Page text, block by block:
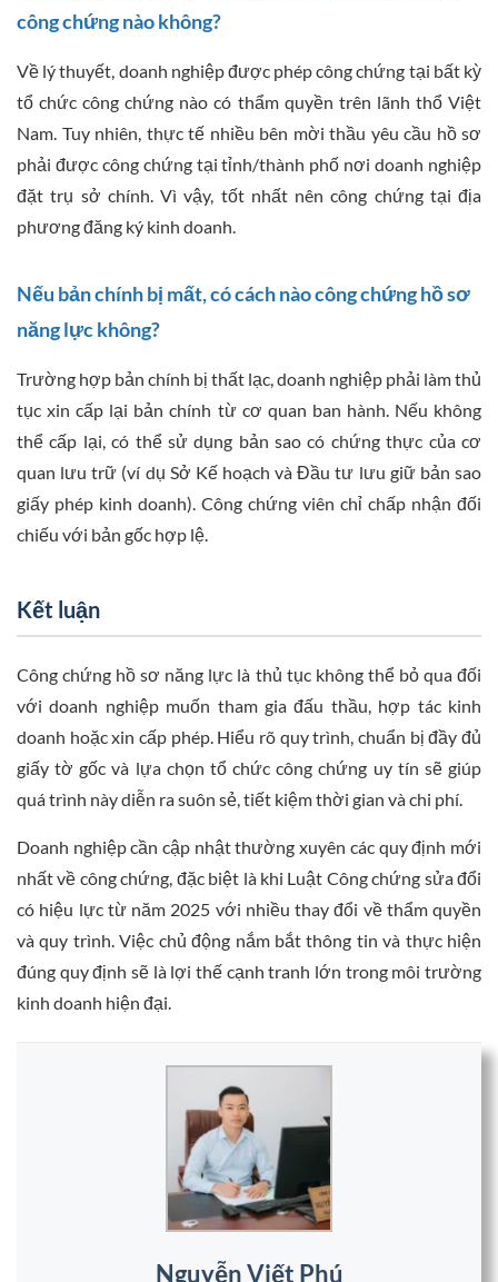
công chứng nào không?
Về lý thuyết, doanh nghiệp được phép công chứng tại bất kỳ
tổ chức công chứng nào có thẩm quyền trên lãnh thổ Việt
Nam. Tuy nhiên, thực tế nhiều bên mời thầu yêu cầu hồ sơ
phải được công chứng tại tỉnh/thành phố nơi doanh nghiệp
đặt trụ sở chính. Vì vậy, tốt nhất nên công chứng tại địa
phương đăng ký kinh doanh.
Nếu bản chính bị mất, có cách nào công chứng hồ sơ
năng lực không?
Trường hợp bản chính bị thất lạc, doanh nghiệp phải làm thủ
tục xin cấp lại bản chính từ cơ quan ban hành. Nếu không
thể cấp lại, có thể sử dụng bản sao có chứng thực của cơ
quan lưu trữ (ví dụ Sở Kế hoạch và Đầu tư lưu giữ bản sao
giấy phép kinh doanh). Công chứng viên chỉ chấp nhận đối
chiếu với bản gốc hợp lệ.
Kết luận
Công chứng hồ sơ năng lực là thủ tục không thể bỏ qua đối
với doanh nghiệp muốn tham gia đấu thầu, hợp tác kinh
doanh hoặc xin cấp phép. Hiểu rõ quy trình, chuẩn bị đầy đủ
giấy tờ gốc và lựa chọn tổ chức công chứng uy tín sẽ giúp
quá trình này diễn ra suôn sẻ, tiết kiệm thời gian và chi phí.
Doanh nghiệp cần cập nhật thường xuyên các quy định mới
nhất về công chứng, đặc biệt là khi Luật Công chứng sửa đổi
có hiệu lực từ năm 2025 với nhiều thay đổi về thẩm quyền
và quy trình. Việc chủ động nắm bắt thông tin và thực hiện
đúng quy định sẽ là lợi thế cạnh tranh lớn trong môi trường
kinh doanh hiện đại.
Nguyễn Viết Phú